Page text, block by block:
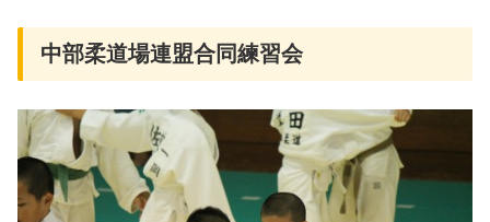
中部柔道場連盟合同練習会